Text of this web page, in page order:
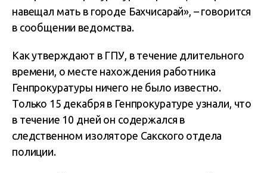
навещал мать в городе Бахчисарай», – говорится
в сообщении ведомства.
Как утверждают в ГПУ, в течение длительного
времени, о месте нахождения работника
Генпрокуратуры ничего не было известно.
Только 15 декабря в Генпрокуратуре узнали, что
в течение 10 дней он содержался в
следственном изоляторе Сакского отдела
полиции.